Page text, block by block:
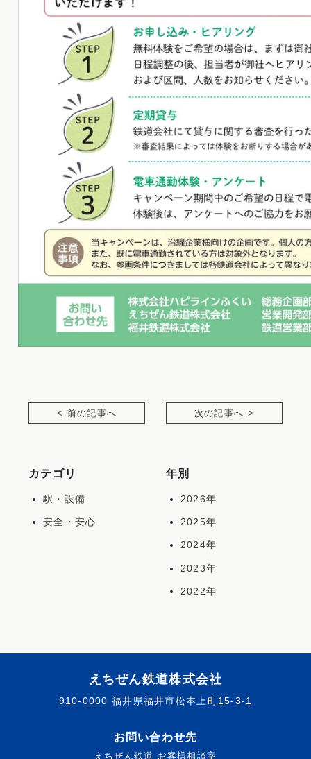
< 前の記事へ 次の記事へ >
カテゴリ
駅・設備
安全・安心
年別
2026年
2025年
2024年
2023年
2022年
えちぜん鉄道株式会社
910-0000 福井県福井市松本上町15-3-1
お問い合わせ先
えちぜん鉄道 お客様相談室